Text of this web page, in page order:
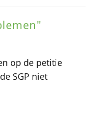
op de petitie
SGP niet